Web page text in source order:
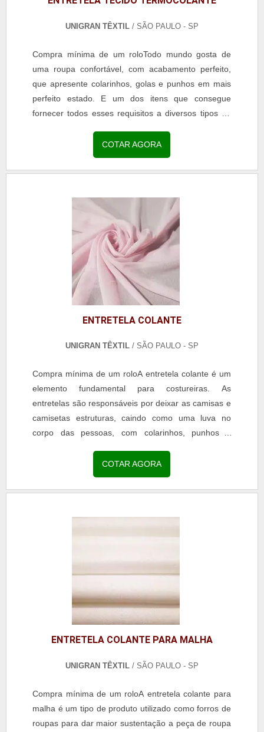
UNIGRAN TÊXTIL / SÃO PAULO - SP
Compra mínima de um roloTodo mundo gosta de
uma roupa confortável, com acabamento perfeito,
que apresente colarinhos, golas e punhos em mais
perfeito estado. E um dos itens que consegue
fornecer todos esses requisitos a diversos tipos de
COTAR AGORA
ENTRETELA COLANTE
UNIGRAN TÊXTIL / SÃO PAULO - SP
Compra mínima de um roloA entretela colante é um
elemento fundamental para costureiras. As
entretelas são responsáveis por deixar as camisas e
camisetas estruturas, caindo como uma luva no
corpo das pessoas, com colarinhos, punhos e
COTAR AGORA
ENTRETELA COLANTE PARA MALHA
UNIGRAN TÊXTIL / SÃO PAULO - SP
Compra mínima de um roloA entretela colante para
malha é um tipo de produto utilizado como forros de
roupas para dar maior sustentação a peça de roupa